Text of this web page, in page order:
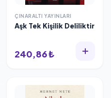
ÇINARALTI YAYINLARI
Aşk Tek Kişilik Deliliktir
240,86 ₺